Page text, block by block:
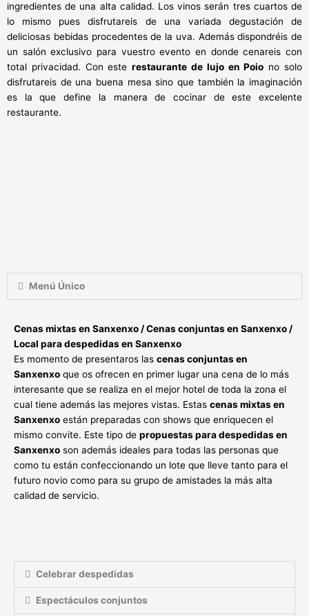
ingredientes de una alta calidad. Los vinos serán tres cuartos de
lo mismo pues disfrutareis de una variada degustación de
deliciosas bebidas procedentes de la uva. Además dispondréis de
un salón exclusivo para vuestro evento en donde cenareis con
total privacidad. Con esterestaurante de lujo en Poio no solo
disfrutareis de una buena mesa sino que también la imaginación
es la que define la manera de cocinar de este excelente
restaurante.
Menú Único
Cenas mixtas en Sanxenxo / Cenas conjuntas en Sanxenxo /
Local para despedidas en Sanxenxo
Es momento de presentaros las cenas conjuntas en
Sanxenxo que os ofrecen en primer lugar una cena de lo más
interesante que se realiza en el mejor hotel de toda la zona el
cual tiene además las mejores vistas. Estas cenas mixtas en
Sanxenxo están preparadas con shows que enriquecen el
mismo convite. Este tipo de propuestas para despedidas en
Sanxenxo son además ideales para todas las personas que
como tu están confeccionando un lote que lleve tanto para el
futuro novio como para su grupo de amistades la más alta
calidad de servicio.
Celebrar despedidas
Espectáculos conjuntos